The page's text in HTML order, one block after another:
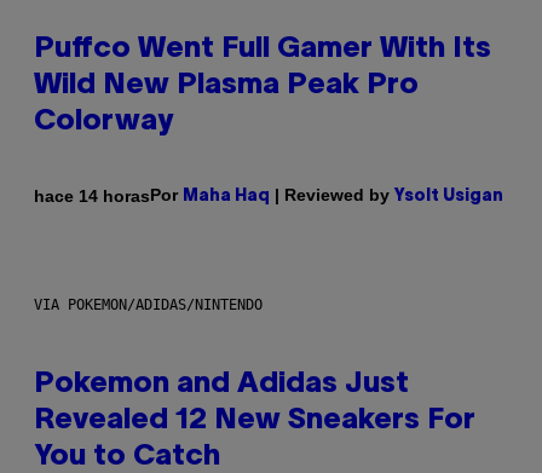
Puffco Went Full Gamer With Its
Wild New Plasma Peak Pro
Colorway
hace 14 horasPor Maha Haq | Reviewed by Ysolt Usigan
VIA POKEMON/ADIDAS/NINTENDO
Pokemon and Adidas Just
Revealed 12 New Sneakers For
You to Catch